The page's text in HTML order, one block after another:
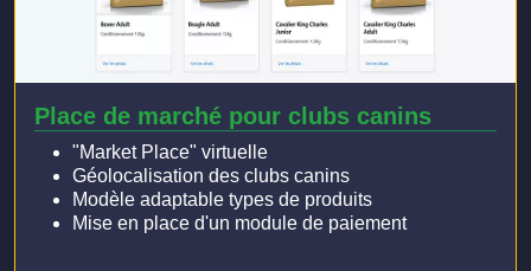
Place de marché pour clubs canins
"Market Place" virtuelle
Géolocalisation des clubs canins
Modèle adaptable types de produits
Mise en place d'un module de paiement